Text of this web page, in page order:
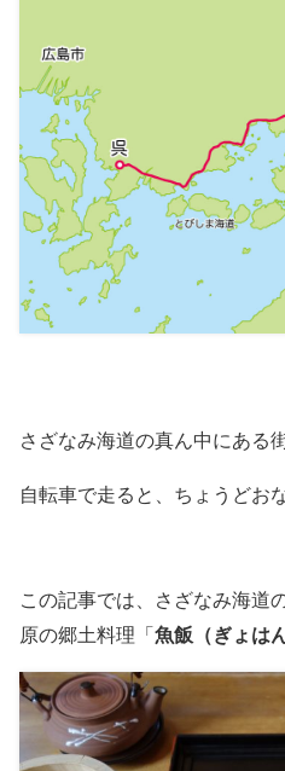
さざなみ海道の真ん中にある
自転車で走ると、ちょうどお
この記事では、さざなみ海道
原の郷土料理「 魚飯（ぎょはん